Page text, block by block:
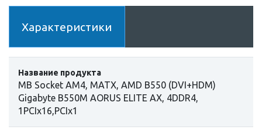
Характеристики
Название продукта
MB Socket AM4, MATX, AMD B550 (DVI+HDM)
Gigabyte B550M AORUS ELITE AX, 4DDR4,
1PCIx16,PCIx1